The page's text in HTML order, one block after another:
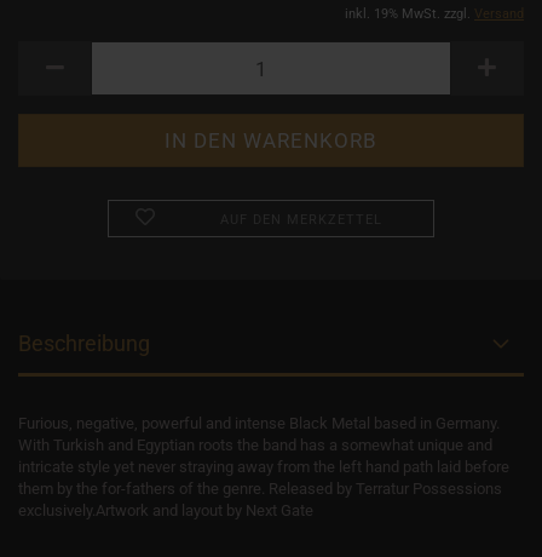
inkl. 19% MwSt. zzgl. Versand
Beschreibung
Furious, negative, powerful and intense Black Metal based in Germany.
With Turkish and Egyptian roots the band has a somewhat unique and
intricate style yet never straying away from the left hand path laid before
them by the for-fathers of the genre. Released by Terratur Possessions
exclusively.Artwork and layout by Next Gate